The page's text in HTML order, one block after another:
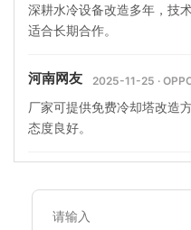
深耕水冷设备改造多年，技
适合长期合作。
河南网友 2025-11-25 ·
厂家可提供免费冷却塔改造
态度良好。